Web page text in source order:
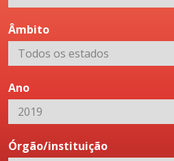
Âmbito
Ano
Órgão/instituição